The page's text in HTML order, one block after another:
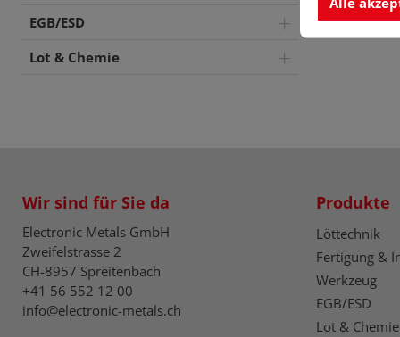
EGB/ESD
Lot & Chemie
Wir sind für Sie da
Electronic Metals GmbH
Zweifelstrasse 2
CH-8957 Spreitenbach
+41 56 552 12 00
info@electronic-metals.ch
Produkte
Löttechnik
Fertigung &
Werkzeug
EGB/ESD
Lot & Chemie